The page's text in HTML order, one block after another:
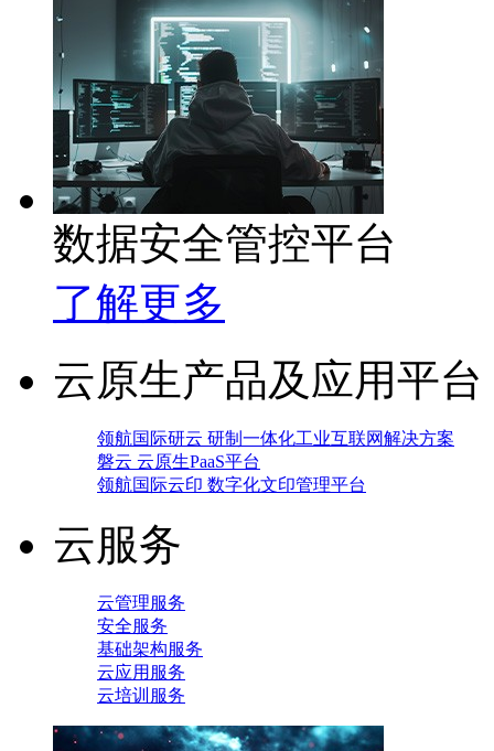
数据安全管控平台
了解更多
云原生产品及应用平台
领航国际研云 研制一体化工业互联网解决方案
磐云 云原生PaaS平台
领航国际云印 数字化文印管理平台
云服务
云管理服务
安全服务
基础架构服务
云应用服务
云培训服务